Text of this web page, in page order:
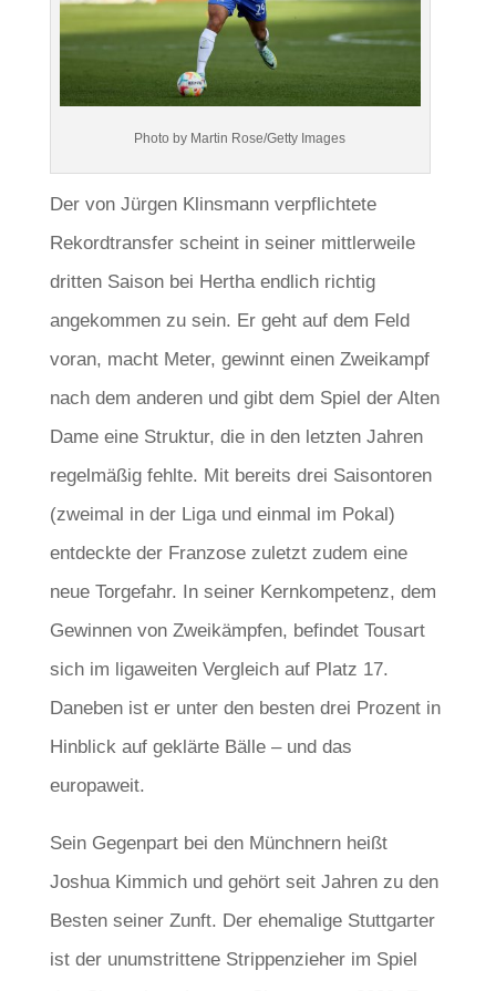
Photo by Martin Rose/Getty Images
Der von Jürgen Klinsmann verpflichtete
Rekordtransfer scheint in seiner mittlerweile
dritten Saison bei Hertha endlich richtig
angekommen zu sein. Er geht auf dem Feld
voran, macht Meter, gewinnt einen Zweikampf
nach dem anderen und gibt dem Spiel der Alten
Dame eine Struktur, die in den letzten Jahren
regelmäßig fehlte. Mit bereits drei Saisontoren
(zweimal in der Liga und einmal im Pokal)
entdeckte der Franzose zuletzt zudem eine
neue Torgefahr. In seiner Kernkompetenz, dem
Gewinnen von Zweikämpfen, befindet Tousart
sich im ligaweiten Vergleich auf Platz 17.
Daneben ist er unter den besten drei Prozent in
Hinblick auf geklärte Bälle – und das
europaweit.
Sein Gegenpart bei den Münchnern heißt
Joshua Kimmich und gehört seit Jahren zu den
Besten seiner Zunft. Der ehemalige Stuttgarter
ist der unumstrittene Strippenzieher im Spiel